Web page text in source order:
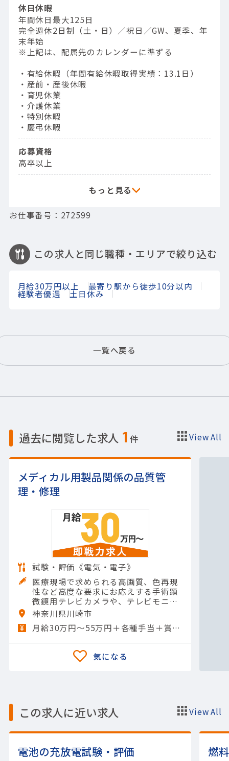
休日休暇
年間休日最大125日
完全週休2日制（土・日）／祝日／GW、夏季、年
末年始
※上記は、配属先のカレンダーに準ずる
・有給休暇（年間有給休暇取得実績：13.1日）
・産前・産後休暇
・育児休業
・介護休業
・特別休暇
・慶弔休暇
応募資格
高卒以上
お仕事番号：272599
この求人と同じ職種・エリアで絞り込む
月給30万円以上 最寄り駅から徒歩10分以内
経験者優遇 土日休み
一覧へ戻る
過去に閲覧した求人 1 件 View All
メディカル用製品関係の品質管
理・修理
試験・評価《電気・電子》
医療現場で求められる高画質、色再現
性など高度な要求にお応えする手術顕
微鏡用テレビカメラや、テレビモニタ
などの医用向け映像システム機器の修
理業務を行って頂きます。＜具体的に
は＞・手術顕微鏡用テレビカメ…
神奈川県川崎市
月給30万円～55万円＋各種手当＋賞与年2回
この求人に近い求人 View All
電池の充放電試験・評価 燃